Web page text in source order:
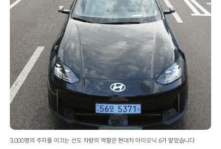
3,000명의 주자를 이끄는 선도 차량의 역할은 현대차 아이오닉 6가 맡았습니다